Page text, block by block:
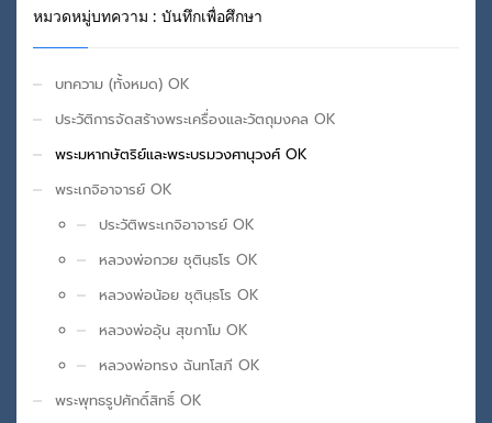
หมวดหมู่บทความ : บันทึกเพื่อศึกษา
บทความ (ทั้งหมด) OK
ประวัติการจัดสร้างพระเครื่องและวัตถุมงคล OK
พระมหากษัตริย์และพระบรมวงศานุวงศ์ OK
พระเกจิอาจารย์ OK
ประวัติพระเกจิอาจารย์ OK
หลวงพ่อกวย ชุตินฺธโร OK
หลวงพ่อน้อย ชุตินฺธโร OK
หลวงพ่ออุ้น สุขกาโม OK
หลวงพ่อทรง ฉันทโสภี OK
พระพุทธรูปศักดิ์สิทธิ์ OK